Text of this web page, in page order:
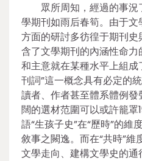
眾所周知，經過的事
學期刊如雨后春筍。由于
方面的研討多彷徨于期刊
含了文學期刊的內涵性命力
和主意就在某種水平上組
刊詞”這一概念具有必定的
讀者、作者甚至體系體例
闊的選材范圍可以或許籠
語“生孩子史”在“歷時”的
敘事之闕逸。而在“共時”
文學走向、建構文學史的通